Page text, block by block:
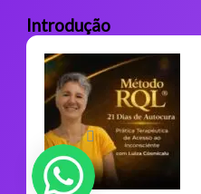
Fale Conosco
Introdução